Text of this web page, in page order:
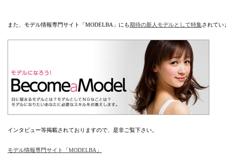
また、モデル情報専門サイト「MODELBA」にも期待の新人モデルとして特集されてい
インタビュー等掲載されておりますので、是非ご覧下さい。
モデル情報専門サイト「MODELBA」